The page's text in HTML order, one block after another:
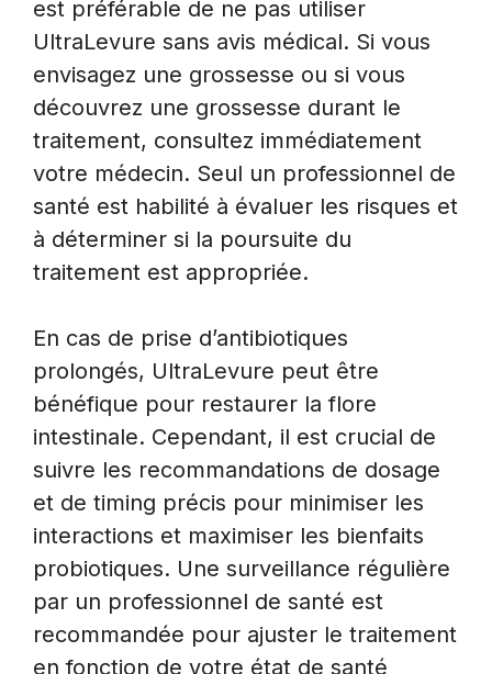
est préférable de ne pas utiliser
UltraLevure sans avis médical. Si vous
envisagez une grossesse ou si vous
découvrez une grossesse durant le
traitement, consultez immédiatement
votre médecin. Seul un professionnel de
santé est habilité à évaluer les risques et
à déterminer si la poursuite du
traitement est appropriée.
En cas de prise d’antibiotiques
prolongés, UltraLevure peut être
bénéfique pour restaurer la flore
intestinale. Cependant, il est crucial de
suivre les recommandations de dosage
et de timing précis pour minimiser les
interactions et maximiser les bienfaits
probiotiques. Une surveillance régulière
par un professionnel de santé est
recommandée pour ajuster le traitement
en fonction de votre état de santé